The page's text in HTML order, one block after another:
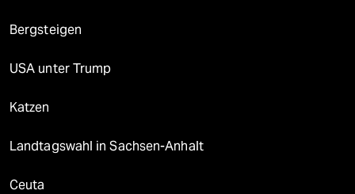
Bergsteigen
USA unter Trump
Katzen
Landtagswahl in Sachsen-Anhalt
Ceuta